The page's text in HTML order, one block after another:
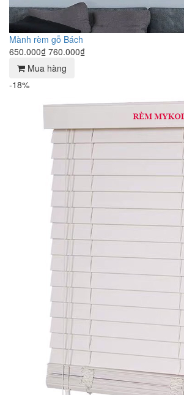
Mành rèm gỗ Bách
650.000₫ 760.000₫
Mua hàng
-18%